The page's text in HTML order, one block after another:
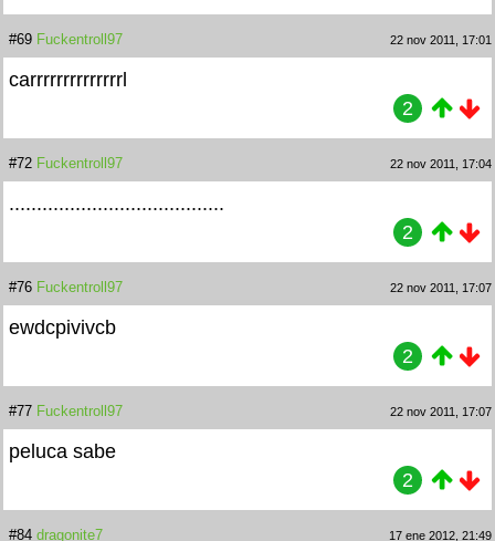
#69 Fuckentroll97 22 nov 2011, 17:01
carrrrrrrrrrrrrrl
2
#72 Fuckentroll97 22 nov 2011, 17:04
.......................................
2
#76 Fuckentroll97 22 nov 2011, 17:07
ewdcpivivcb
2
#77 Fuckentroll97 22 nov 2011, 17:07
peluca sabe
2
#84 dragonite7 17 ene 2012, 21:49